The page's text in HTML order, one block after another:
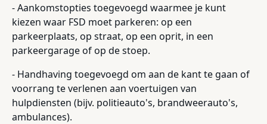
- Aankomstopties toegevoegd waarmee je kunt
kiezen waar FSD moet parkeren: op een
parkeerplaats, op straat, op een oprit, in een
parkeergarage of op de stoep.
- Handhaving toegevoegd om aan de kant te gaan of
voorrang te verlenen aan voertuigen van
hulpdiensten (bijv. politieauto's, brandweerauto's,
ambulances).